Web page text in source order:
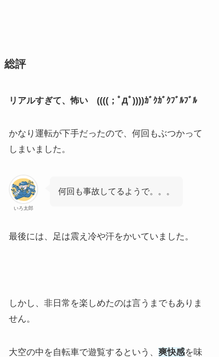
総評
リアルすぎて、怖い ((((；ﾟДﾟ))))ｶﾞｸｶﾞｸﾌﾞﾙﾌﾞﾙ
かなり運転が下手だったので、何回もぶつかって
しまいました。
いろ太郎
何回も事故してるようで。。。
最後には、足は震え冷や汗をかいていました。
しかし、非日常を楽しめたのは言うまでもありま
せん。
大空の中を自転車で遊覧するという、 爽快感を味